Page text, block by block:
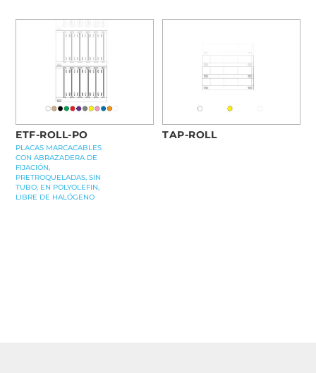
ETF-ROLL-PO
PLACAS MARCACABLES
CON ABRAZADERA DE
FIJACIÓN,
PRETROQUELADAS, SIN
TUBO, EN POLYOLEFIN,
LIBRE DE HALÓGENO
TAP-ROLL